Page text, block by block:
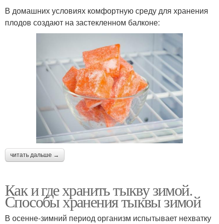
В домашних условиях комфортную среду для хранения
плодов создают на застекленном балконе:
читать дальше →
Как и где хранить тыкву зимой.
Способы хранения тыквы зимой
В осенне-зимний период организм испытывает нехватку